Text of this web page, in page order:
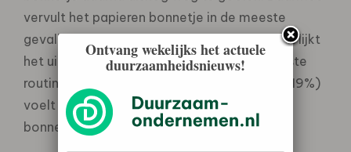
vervult het papieren bonnetje in de meeste
gevallen slechts een kortstondige functie en lijkt
het uitprinten en meenemen een vastgeroeste
routine. En dat schuurt: bijna één op de vijf (19%)
voelt zich schuldig wanneer ze een papieren
bonnetje direct in de prullenbak gooien.
Ontvang wekelijks het actuele
duurzaamheidsnieuws!